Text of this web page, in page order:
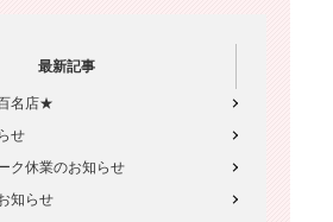
最新記事
名店★
せ
ク休業のお知らせ
知らせ